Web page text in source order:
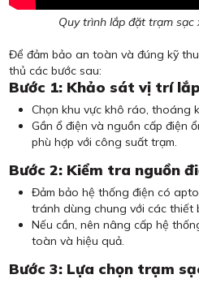
Quy trình lắp đặt trạm sạc
Để đảm bảo an toàn và đúng kỹ
thủ các bước sau:
Bước 1: Khảo sát vị trí
Chọn khu vực khô ráo, thoáng
Gần ổ điện và nguồn cấp điện
phù hợp với công suất trạm.
Bước 2: Kiểm tra nguồn
Đảm bảo hệ thống điện có
tránh dùng chung với các thiết
Nếu cần, nên nâng cấp hệ
toàn và hiệu quả.
Bước 3: Lựa chọn trạm